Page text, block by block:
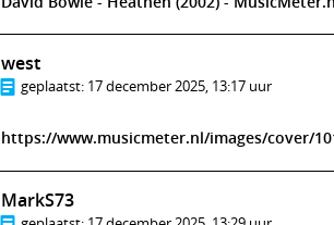
west
geplaatst: 17 december 2025, 13:17 uur
https://www.musicmeter.nl/images/cover/
MarkS73